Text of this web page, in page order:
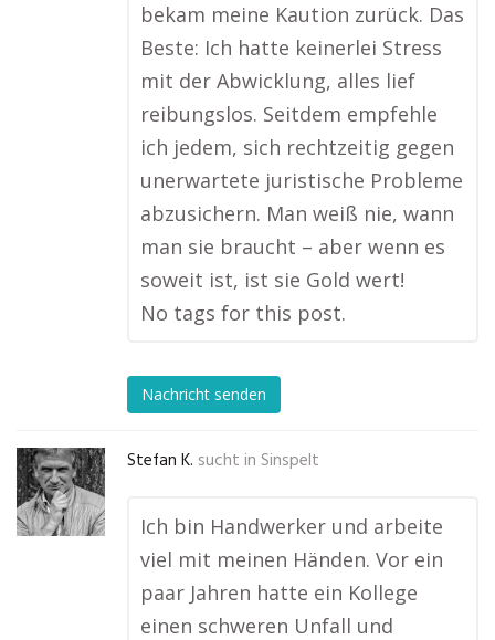
bekam meine Kaution zurück. Das
Beste: Ich hatte keinerlei Stress
mit der Abwicklung, alles lief
reibungslos. Seitdem empfehle
ich jedem, sich rechtzeitig gegen
unerwartete juristische Probleme
abzusichern. Man weiß nie, wann
man sie braucht – aber wenn es
soweit ist, ist sie Gold wert!
No tags for this post.
Nachricht senden
Stefan K. sucht in Sinspelt
Ich bin Handwerker und arbeite
viel mit meinen Händen. Vor ein
paar Jahren hatte ein Kollege
einen schweren Unfall und